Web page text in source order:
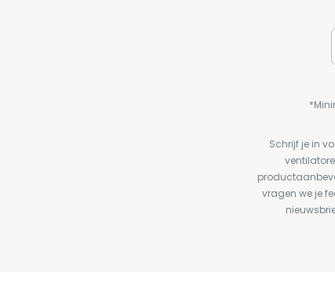
Schrijf je in
vragen we je